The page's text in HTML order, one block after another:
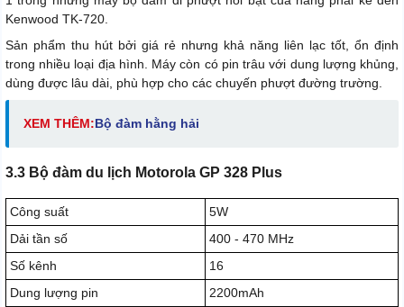
Kenwood TK-720.
Sản phẩm thu hút bởi giá rẻ nhưng khả năng liên lạc tốt, ổn định
trong nhiều loại địa hình. Máy còn có pin trâu với dung lượng khủng,
dùng được lâu dài, phù hợp cho các chuyến phượt đường trường.
XEM THÊM:Bộ đàm hằng hải
3.3 Bộ đàm du lịch Motorola GP 328 Plus
Công suất
5W
Dải tần số
400 - 470 MHz
Số kênh
16
Dung lượng pin
2200mAh